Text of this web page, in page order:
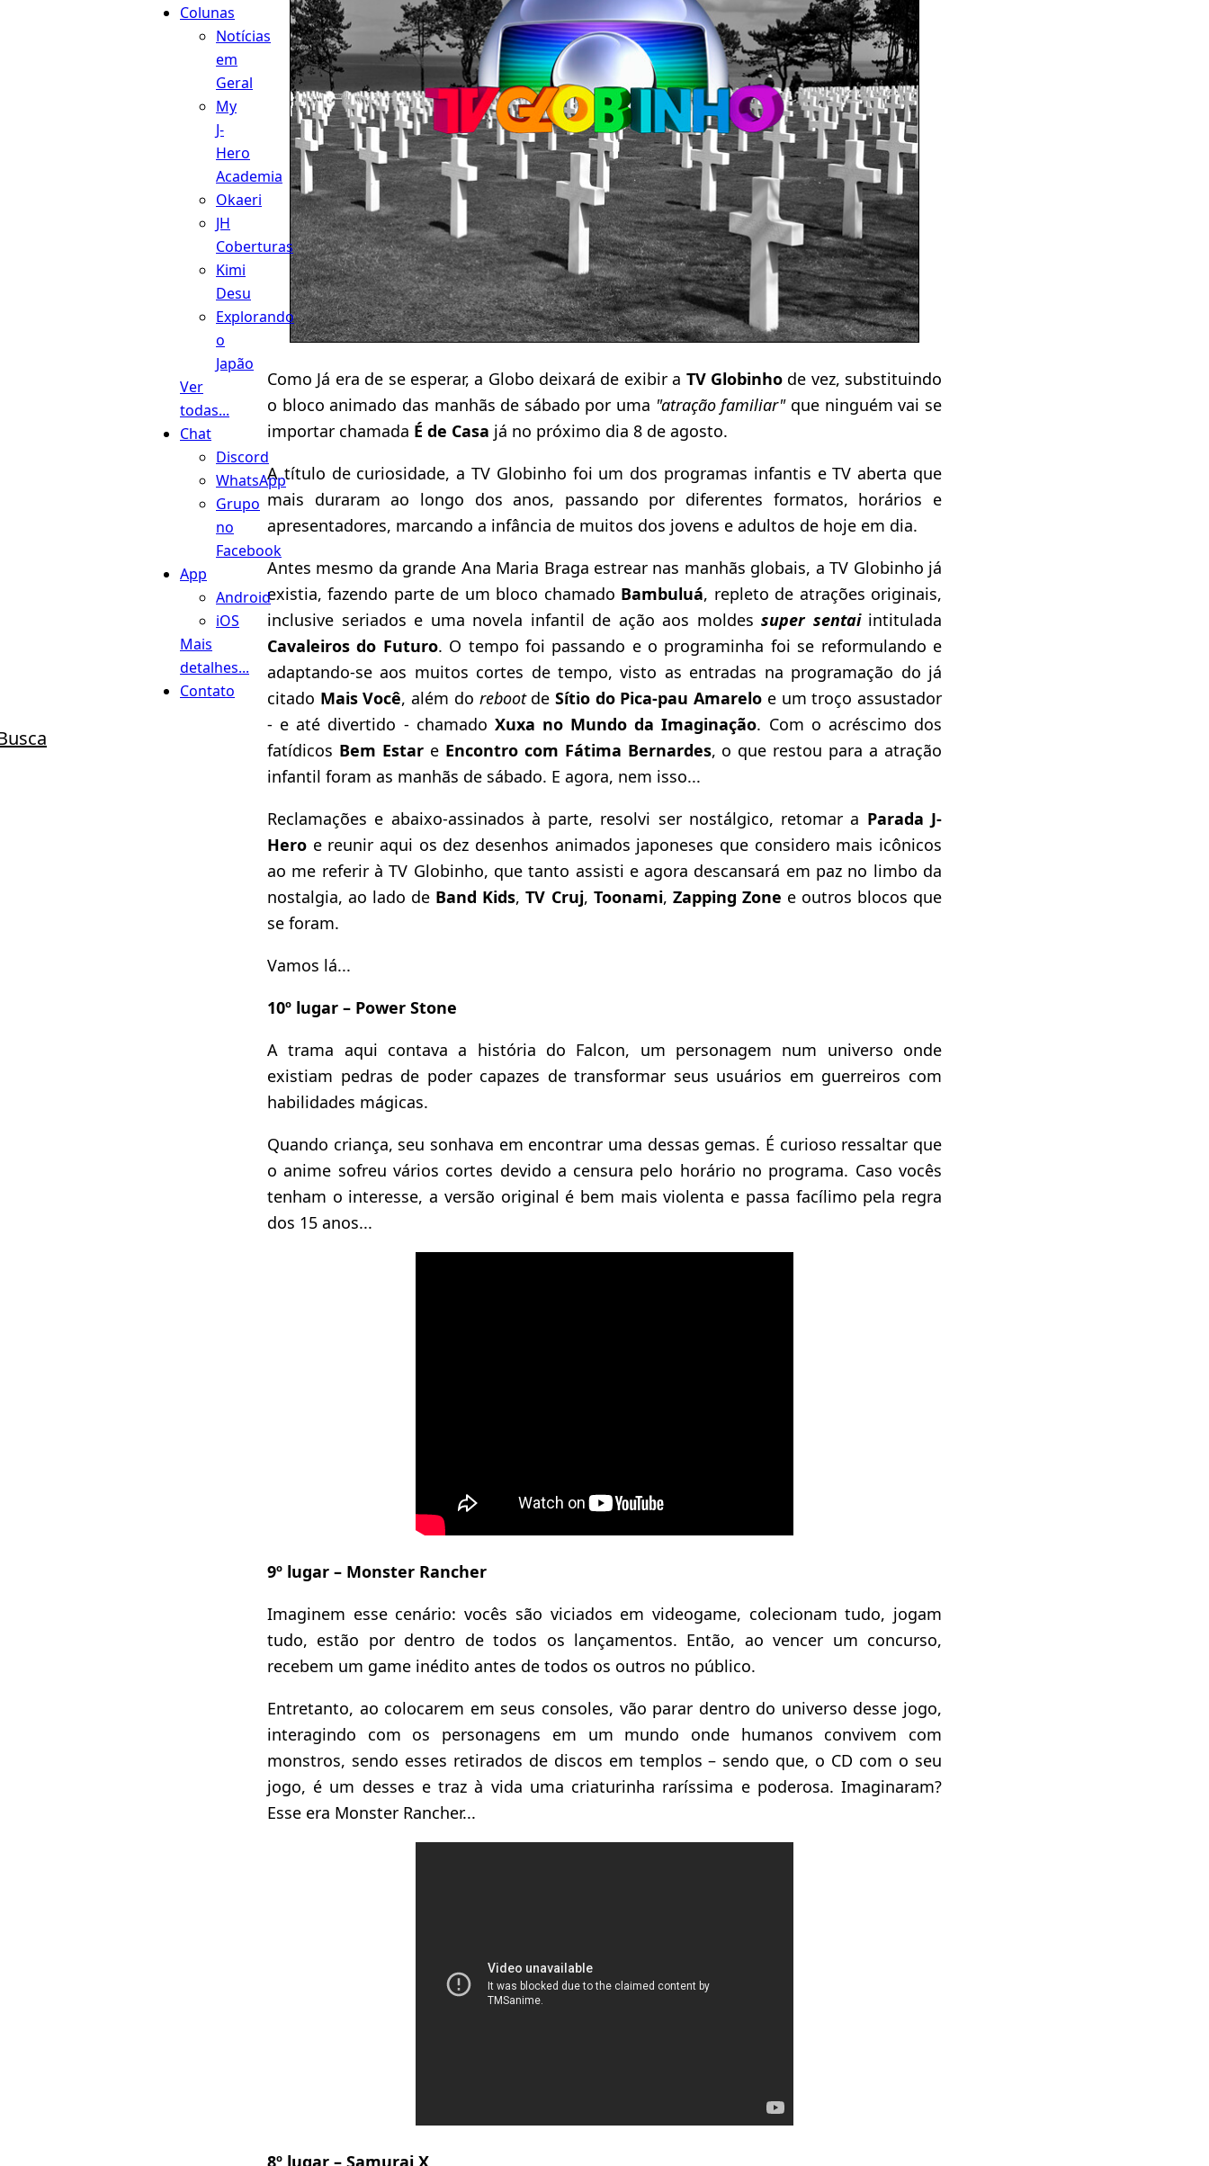
Colunas
Notícias
em
Geral
My
J-
Hero
Academia
Okaeri
JH
Coberturas
Kimi
Desu
Explorando
o
Japão
Ver
todas...
Chat
Discord
WhatsApp
Grupo
no
Facebook
App
Android
iOS
Mais
detalhes...
Contato
Como Já era de se esperar, a Globo deixará de exibir a TV Globinhode vez, substituindo
o bloco animado das manhãs de sábado por uma "atração familiar"que ninguém vai se
importar chamada É de Casa já no próximo dia 8 de agosto.
A título de curiosidade, a TV Globinho foi um dos programas infantis e TV aberta que
mais duraram ao longo dos anos, passando por diferentes formatos, horários e
apresentadores, marcando a infância de muitos dos jovens e adultos de hoje em dia.
Antes mesmo da grande Ana Maria Braga estrear nas manhãs globais, a TV Globinho já
existia, fazendo parte de um bloco chamado Bambuluá, repleto de atrações originais,
inclusive seriados e uma novela infantil de ação aos moldes super sentaiintitulada
Cavaleiros do Futuro. O tempo foi passando e o programinha foi se reformulando e
adaptando-se aos muitos cortes de tempo, visto as entradas na programação do já
citado Mais Você, além do rebootdeSítio do Pica-pau Amarelo e um troço assustador
- e até divertido - chamado Xuxa no Mundo da Imaginação. Com o acréscimo dos
fatídicos Bem Estare Encontro com Fátima Bernardes, o que restou para a atração
infantil foram as manhãs de sábado. E agora, nem isso...
Reclamações e abaixo-assinados à parte, resolvi ser nostálgico, retomar a Parada J-
Hero e reunir aqui os dez desenhos animados japoneses que considero mais icônicos
ao me referir à TV Globinho, que tanto assisti e agora descansará em paz no limbo da
nostalgia, ao lado de Band Kids,TV Cruj, Toonami, Zapping Zone e outros blocos que
se foram.
Vamos lá...
10º lugar – Power Stone
A trama aqui contava a história do Falcon, um personagem num universo onde
existiam pedras de poder capazes de transformar seus usuários em guerreiros com
habilidades mágicas.
Quando criança, seu sonhava em encontrar uma dessas gemas. É curioso ressaltar que
o anime sofreu vários cortes devido a censura pelo horário no programa. Caso vocês
tenham o interesse, a versão original é bem mais violenta e passa facílimo pela regra
dos 15 anos...
9º lugar – Monster Rancher
Imaginem esse cenário: vocês são viciados em videogame, colecionam tudo, jogam
tudo, estão por dentro de todos os lançamentos. Então, ao vencer um concurso,
recebem um game inédito antes de todos os outros no público.
Entretanto, ao colocarem em seus consoles, vão parar dentro do universo desse jogo,
interagindo com os personagens em um mundo onde humanos convivem com
monstros, sendo esses retirados de discos em templos – sendo que, o CD com o seu
jogo, é um desses e traz à vida uma criaturinha raríssima e poderosa. Imaginaram?
Esse era Monster Rancher...
8º lugar – Samurai X